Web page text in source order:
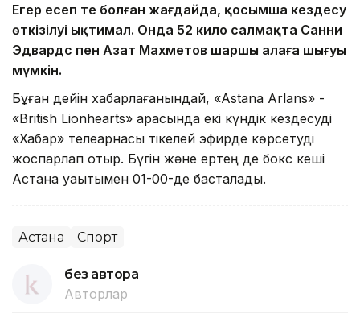
Егер есеп тең болған жағдайда, қосымша кездесу
өткізілуі ықтимал. Онда 52 кило салмақта Санни
Эдвардс пен Азат Махметов шаршы алаңға шығуы
мүмкін.
Бұған дейін хабарлағанындай, «Astana Arlans» -
«British Lionhearts» арасында екі күндік кездесуді
«Хабар» телеарнасы тікелей эфирде көрсетуді
жоспарлап отыр. Бүгін және ертең де бокс кеші
Астана уақытымен 01-00-де басталады.
Астана Спорт
без автора
Авторлар